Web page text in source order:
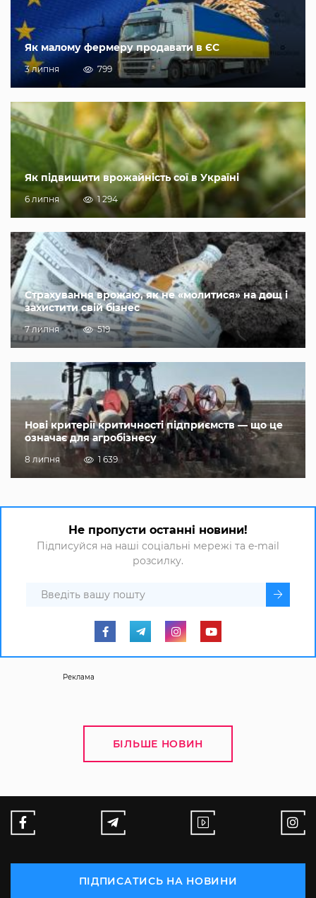
Як малому фермеру продавати в ЄС
3 липня 799
Як підвищити врожайність сої в Україні
6 липня 1 294
Страхування врожаю, як не «молитися» на дощ і
захистити свій бізнес
7 липня 519
Нові критерії критичності підприємств — що це
означає для агробізнесу
8 липня 1 639
Не пропусти останні новини!
Підписуйся на наші соціальні мережі та e-mail
розсилку.
Реклама
БІЛЬШЕ НОВИН
ПІДПИСАТИСЬ НА НОВИНИ